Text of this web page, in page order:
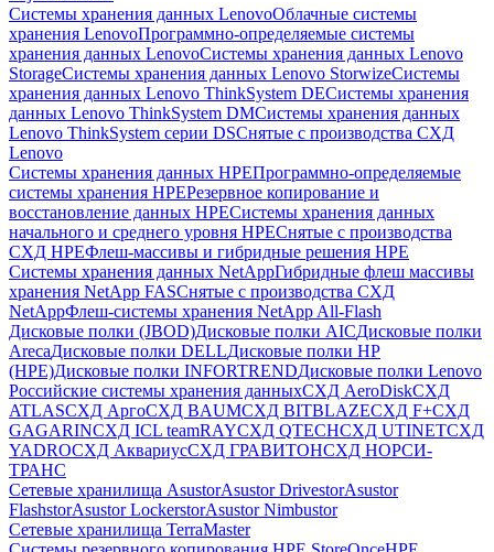
Системы хранения данных LenovoОблачные системы
хранения LenovoПрограммно-определяемые системы
хранения данных LenovoСистемы хранения данных Lenovo
StorageСистемы хранения данных Lenovo StorwizeСистемы
хранения данных Lenovo ThinkSystem DEСистемы хранения
данных Lenovo ThinkSystem DMСистемы хранения данных
Lenovo ThinkSystem серии DSСнятые с производства СХД
Lenovo
Системы хранения данных HPEПрограммно-определяемые
системы хранения HPEРезервное копирование и
восстановление данных HPEСистемы хранения данных
начального и среднего уровня HPEСнятые с производства
СХД HPEФлеш-массивы и гибридные решения HPE
Cистемы хранения данных NetAppГибридные флеш массивы
хранения NetApp FASСнятые с производства СХД
NetAppФлеш-системы хранения NetApp All-Flash
Дисковые полки (JBOD)Дисковые полки AICДисковые полки
ArecaДисковые полки DELLДисковые полки HP
(HPE)Дисковые полки INFORTRENDДисковые полки Lenovo
Российские системы хранения данныхСХД AeroDiskСХД
ATLASСХД AргоСХД BAUMСХД BITBLAZEСХД F+СХД
GAGARINСХД ICL teamRAYСХД QTECHСХД UTINETСХД
YADROСХД АквариусСХД ГРАВИТОНСХД НОРСИ-
ТРАНС
Сетевые хранилища AsustorAsustor DrivestorAsustor
FlashstorAsustor LockerstorAsustor Nimbustor
Сетевые хранилища TerraMaster